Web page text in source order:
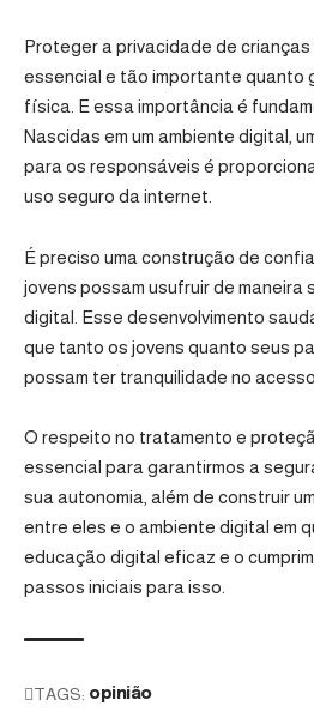
Proteger a privacidade de
essencial e tão importante quanto
física. E essa importância é
Nascidas em um ambiente digital,
para os responsáveis é
uso seguro da internet.
É preciso uma construção de
jovens possam usufruir de maneira
digital. Esse desenvolvimento
que tanto os jovens quanto seus
possam ter tranquilidade no
O respeito no tratamento e
essencial para garantirmos a
sua autonomia, além de construir
entre eles e o ambiente digital em
educação digital eficaz e o
passos iniciais para isso.
TAGS: opinião